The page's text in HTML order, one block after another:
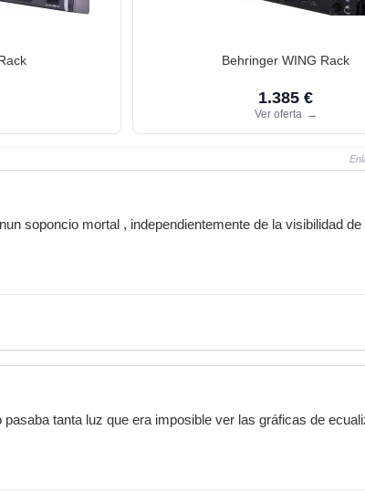
Behringer WING Rack
1.385 €
Ver oferta →
soponcio mortal , independientemente de la visibilidad de
tanta luz que era imposible ver las gráficas de